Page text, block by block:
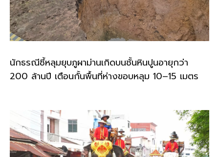
นักธรณีชี้หลุมยุบภูผาม่านเกิดบนชั้นหินปูนอายุกว่า
200 ล้านปี เตือนกั้นพื้นที่ห่างขอบหลุม 10–15 เมตร